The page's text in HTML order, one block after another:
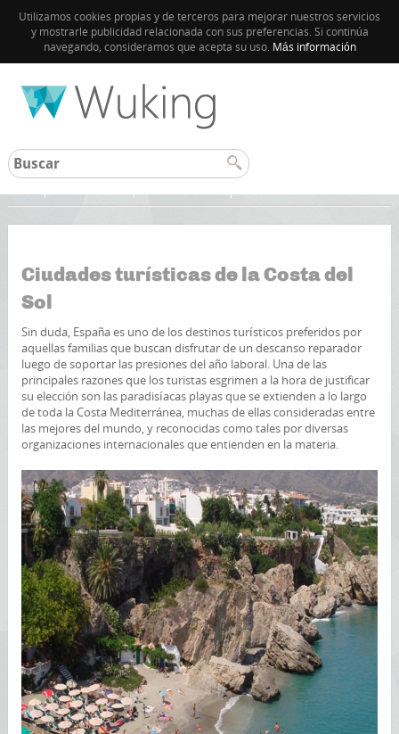
Utilizamos cookies propias y de terceros para mejorar nuestros servicios
y mostrarle publicidad relacionada con sus preferencias. Si continúa
navegando, consideramos que acepta su uso. Más información
Ciudades turísticas de la Costa del
Sol
Sin duda, España es uno de los destinos turísticos preferidos por
aquellas familias que buscan disfrutar de un descanso reparador
luego de soportar las presiones del año laboral. Una de las
principales razones que los turistas esgrimen a la hora de justificar
su elección son las paradisíacas playas que se extienden a lo largo
de toda la Costa Mediterránea, muchas de ellas consideradas entre
las mejores del mundo, y reconocidas como tales por diversas
organizaciones internacionales que entienden en la materia.